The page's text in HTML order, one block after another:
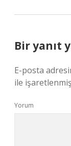
Bir yanıt
E-posta
ile
Yorum